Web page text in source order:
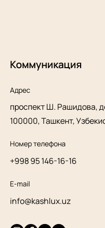
Коммуникация
Адрес
проспект Ш. Рашидова,
100000, Ташкент,
Номер телефона
+998 95 146-16-16
E-mail
info@kashlux.uz